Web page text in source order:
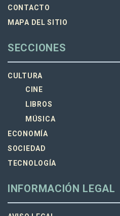
CONTACTO
MAPA DEL SITIO
SECCIONES
CULTURA
CINE
LIBROS
MÚSICA
ECONOMÍA
SOCIEDAD
TECNOLOGÍA
INFORMACIÓN LEGAL